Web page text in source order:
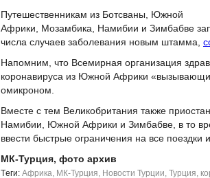
Путешественникам из Ботсваны, Южной
Африки, Мозамбика, Намибии и Зимбабве
числа случаев заболевания новым штамма,
Напомним, что Всемирная организация
коронавируса из Южной Африки
омикроном.
Вместе с тем Великобритания также
Намибии, Южной Африки и Зимбабве, в то
ввести быстрые ограничения на все поездки
МК-Турция, фото архив
Tеги: Африка, МК-Турция, Новости Турции, Турция,